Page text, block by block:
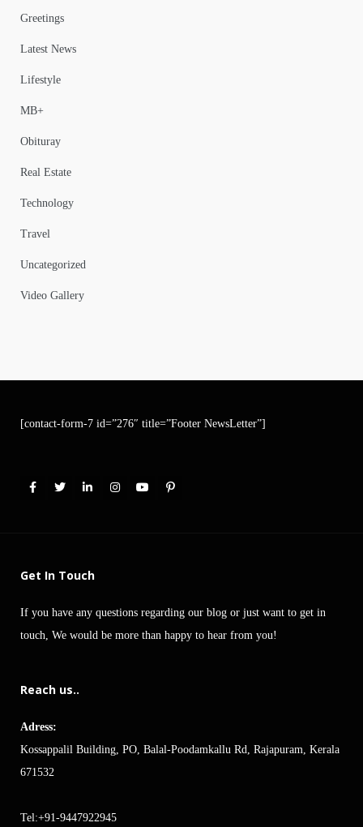
Greetings
Latest News
Lifestyle
MB+
Obituray
Real Estate
Technology
Travel
Uncategorized
Video Gallery
[contact-form-7 id=”276″ title=”Footer NewsLetter”]
Get In Touch
If you have any questions regarding our blog or just want to get in
touch, We would be more than happy to hear from you!
Reach us..
Adress:
Kossappalil Building, PO, Balal-Poodamkallu Rd, Rajapuram, Kerala
671532
Tel:+91-9447922945